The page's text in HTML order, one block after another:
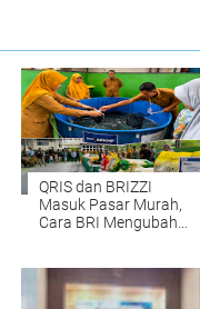
QRIS dan BRIZZI
Masuk Pasar Murah,
Cara BRI Mengubah